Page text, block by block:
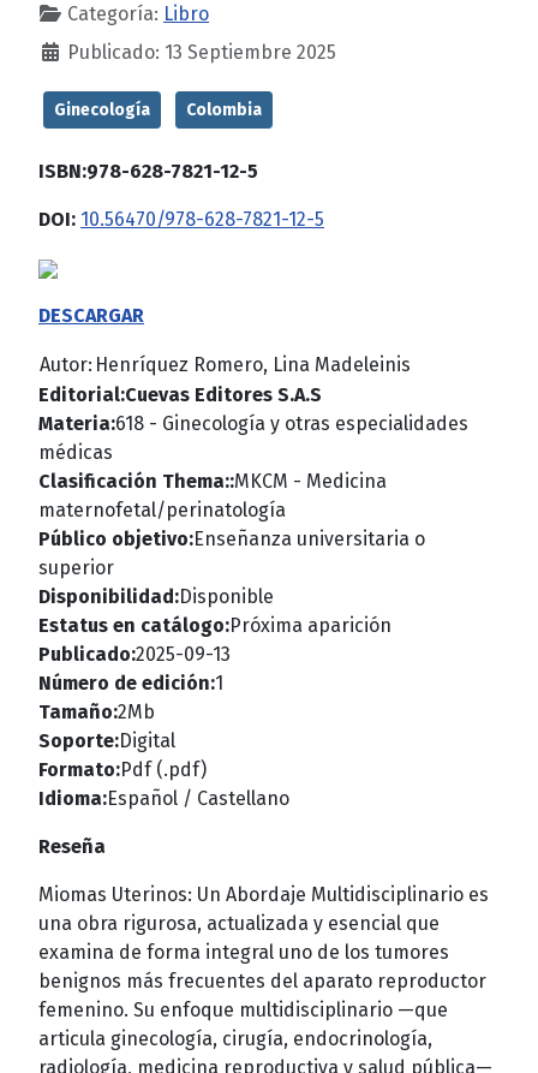
Categoría: Libro
Publicado: 13 Septiembre 2025
Ginecología Colombia
ISBN:978-628-7821-12-5
DOI: 10.56470/978-628-7821-12-5
DESCARGAR
Autor: Henríquez Romero, Lina Madeleinis
Editorial:Cuevas Editores S.A.S
Materia:618 - Ginecología y otras especialidades
médicas
Clasificación Thema::MKCM - Medicina
maternofetal/perinatología
Público objetivo:Enseñanza universitaria o
superior
Disponibilidad:Disponible
Estatus en catálogo:Próxima aparición
Publicado:2025-09-13
Número de edición:1
Tamaño:2Mb
Soporte:Digital
Formato:Pdf (.pdf)
Idioma:Español / Castellano
Reseña
Miomas Uterinos: Un Abordaje Multidisciplinario es
una obra rigurosa, actualizada y esencial que
examina de forma integral uno de los tumores
benignos más frecuentes del aparato reproductor
femenino. Su enfoque multidisciplinario —que
articula ginecología, cirugía, endocrinología,
radiología, medicina reproductiva y salud pública—